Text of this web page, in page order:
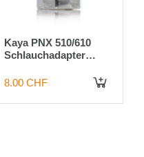
Kaya PNX 510/610
Schlauchadapter
8.00 CHF